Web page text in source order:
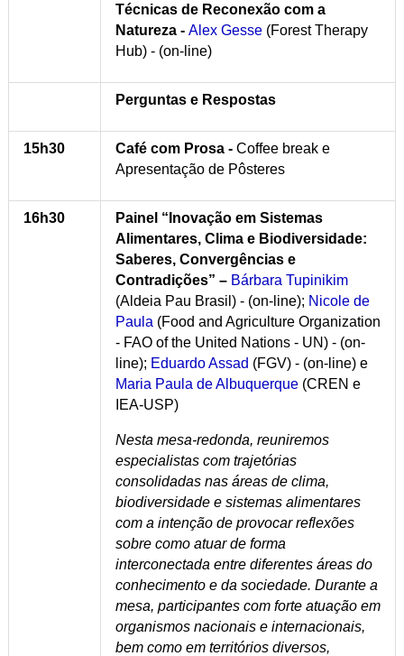
Técnicas de Reconexão com a
Natureza - Alex Gesse(Forest Therapy
Hub) - (on-line)
Perguntas e Respostas
15h30 Café com Prosa - Coffee break e
Apresentação de Pôsteres
16h30
Painel “Inovação em Sistemas
Alimentares, Clima e Biodiversidade:
Saberes, Convergências e
Contradições” – Bárbara Tupinikim
(Aldeia Pau Brasil) - (on-line); Nicole de
Paula (Food and Agriculture Organization
- FAO of the United Nations - UN) - (on-
line); Eduardo Assad (FGV) - (on-line) e
Maria Paula de Albuquerque(CREN e
IEA-USP)
Nesta mesa-redonda, reuniremos
especialistas com trajetórias
consolidadas nas áreas de clima,
biodiversidade e sistemas alimentares
com a intenção de provocar reflexões
sobre como atuar de forma
interconectada entre diferentes áreas do
conhecimento e da sociedade. Durante a
mesa, participantes com forte atuação em
organismos nacionais e internacionais,
bem como em territórios diversos,